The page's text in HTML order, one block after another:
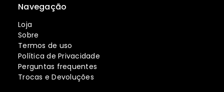
Navegação
Loja
Sobre
Termos de uso
Política de Privacidade
Perguntas frequentes
Trocas e Devoluções